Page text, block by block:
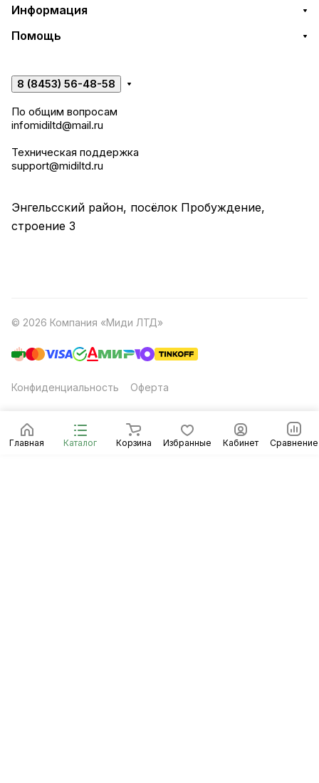
Главная Каталог Корзина Избранные Кабинет Сравнение
Информация
Помощь
8 (8453) 56-48-58
По общим вопросам
infomidiltd@mail.ru
Техническая поддержка
support@midiltd.ru
Энгельсский район, посёлок Пробуждение,
строение 3
© 2026 Компания «Миди ЛТД»
Конфиденциальность Оферта